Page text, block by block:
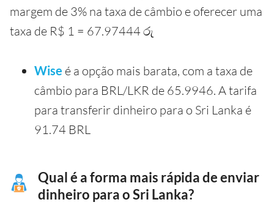
margem de 3% na taxa de câmbio e oferecer uma
taxa de R$ 1 = 67.97444 රු
Wise é a opção mais barata, com a taxa de
câmbio para BRL/LKR de 65.9946. A tarifa
para transferir dinheiro para o Sri Lanka é
91.74 BRL
Qual é a forma mais rápida de enviar
dinheiro para o Sri Lanka?